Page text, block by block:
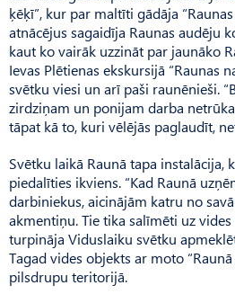
ķēķī”, kur par maltīti gādāja
atnācējus sagaidīja Raunas audēju
kaut ko vairāk uzzināt par jaunāko
Ievas Plētienas ekskursijā “Raunas
svētku viesi un arī paši raunēnieši.
zirdziņam un ponijam darba
tāpat kā to, kuri vēlējās paglaudīt,
Svētku laikā Raunā tapa instalācija,
piedalīties ikviens. “Kad Raunā
darbiniekus, aicinājām katru no
akmentiņu. Tie tika salīmēti uz
turpināja Viduslaiku svētku
Tagad vides objekts ar moto
pilsdrupu teritorijā.